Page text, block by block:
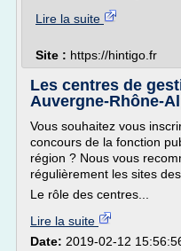
Lire la suite
Site : https://hintigo.fr
Les centres de
Auvergne-Rhône-
Vous souhaitez vous
concours de la fonction
région ? Nous vous
régulièrement les sites
Le rôle des centres...
Lire la suite
Date: 2019-02-12